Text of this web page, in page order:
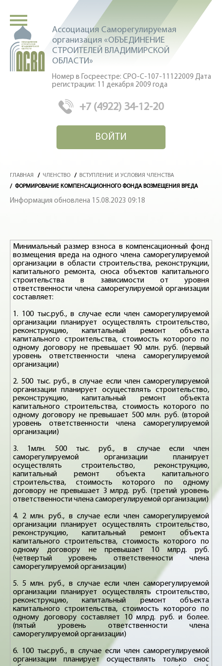
Ассоциация Саморегулируемая
организация «ОБЪЕДИНЕНИЕ
СТРОИТЕЛЕЙ ВЛАДИМИРСКОЙ
ОБЛАСТИ»
Номер в Госреестре: СРО-С-107-11122009 Дата
регистрации: 11 декабря 2009 года
+7 (4922) 34-12-20
ВОЙТИ
ГЛАВНАЯ / ЧЛЕНСТВО /
ВСТУПЛЕНИЕ И УСЛОВИЯ ЧЛЕНСТВА
/ ФОРМИРОВАНИЕ КОМПЕНСАЦИОННОГО ФОНДА ВОЗМЕЩЕНИЯ ВРЕДА
Информация обновлена 15.08.2023 09:18
Минимальный размер взноса в компенсационный фонд
возмещения вреда на одного члена саморегулируемой
организации в области строительства, реконструкции,
капитального ремонта, сноса объектов капитального
строительства в зависимости от уровня
ответственности члена саморегулируемой организации
составляет:
1. 100 тыс.руб., в случае если член саморегулируемой
организации планирует осуществлять строительство,
реконструкцию, капитальный ремонт объекта
капитального строительства, стоимость которого по
одному договору не превышает 90 млн. руб. (первый
уровень ответственности члена саморегулируемой
организации)
2. 500 тыс. руб., в случае если член саморегулируемой
организации планирует осуществлять строительство,
реконструкцию, капитальный ремонт объекта
капитального строительства, стоимость которого по
одному договору не превышает 500 млн. руб. (второй
уровень ответственности члена саморегулируемой
организации)
3. 1млн. 500 тыс. руб., в случае если член
саморегулируемой организации планирует
осуществлять строительство, реконструкцию,
капитальный ремонт объекта капитального
строительства, стоимость которого по одному
договору не превышает 3 млрд. руб. (третий уровень
ответственности члена саморегулируемой организации)
4. 2 млн. руб., в случае если член саморегулируемой
организации планирует осуществлять строительство,
реконструкцию, капитальный ремонт объекта
капитального строительства, стоимость которого по
одному договору не превышает 10 млрд. руб.
(четвертый уровень ответственности члена
саморегулируемой организации)
5. 5 млн. руб., в случае если член саморегулируемой
организации планирует осуществлять строительство,
реконструкцию, капитальный ремонт объекта
капитального строительства, стоимость которого по
одному договору составляет 10 млрд. руб. и более.
(пятый уровень ответственности члена
саморегулируемой организации)
6. 100 тыс.руб., в случае если член саморегулируемой
организации планирует осуществлять только снос